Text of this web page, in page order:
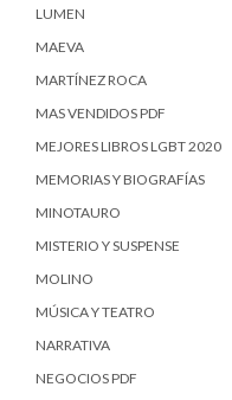
LUMEN
MAEVA
MARTÍNEZ ROCA
MAS VENDIDOS PDF
MEJORES LIBROS LGBT 2020
MEMORIAS Y BIOGRAFÍAS
MINOTAURO
MISTERIO Y SUSPENSE
MOLINO
MÚSICA Y TEATRO
NARRATIVA
NEGOCIOS PDF